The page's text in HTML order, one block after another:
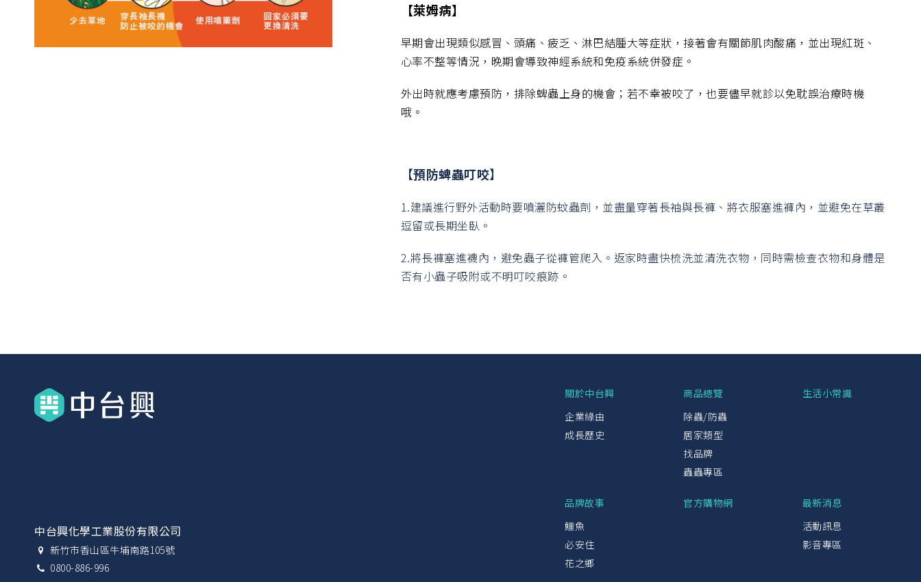
【萊姆病】
早期會出現類似感冒、頭痛、疲乏、淋巴結腫大等症狀，接著會有關節肌肉酸痛，並出現紅斑、
心率不整等情況，晚期會導致神經系統和免疫系統併發症。
外出時就應考慮預防，排除蜱蟲上身的機會；若不幸被咬了，也要儘早就診以免耽誤治療時機
哦。
【預防蜱蟲叮咬】
1.建議進行野外活動時要噴灑防蚊蟲劑，並盡量穿著長袖與長褲、將衣服塞進褲內，並避免在草叢
逗留或長期坐臥。
2.將長褲塞進襪內，避免蟲子從褲管爬入。返家時盡快梳洗並清洗衣物，同時需檢查衣物和身體是
否有小蟲子吸附或不明叮咬痕跡。
中台興化學工業股份有限公司
新竹市香山區牛埔南路105號
0800-886-996
關於中台興
企業緣由
成長歷史
商品總覽
除蟲/防蟲
居家類型
找品牌
蟲蟲專區
生活小常識
品牌故事
鱷魚
必安住
花之鄉
官方購物網
最新消息
活動訊息
影音專區